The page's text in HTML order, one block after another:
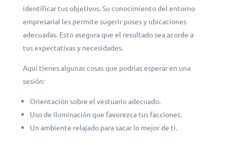
identificar tus objetivos. Su conocimiento del entorno
empresarial les permite sugerir poses y ubicaciones
adecuadas. Esto asegura que el resultado sea acorde a
tus expectativas y necesidades.
Aquí tienes algunas cosas que podrías esperar en una
sesión:
Orientación sobre el vestuario adecuado.
Uso de iluminación que favorezca tus facciones.
Un ambiente relajado para sacar lo mejor de ti.